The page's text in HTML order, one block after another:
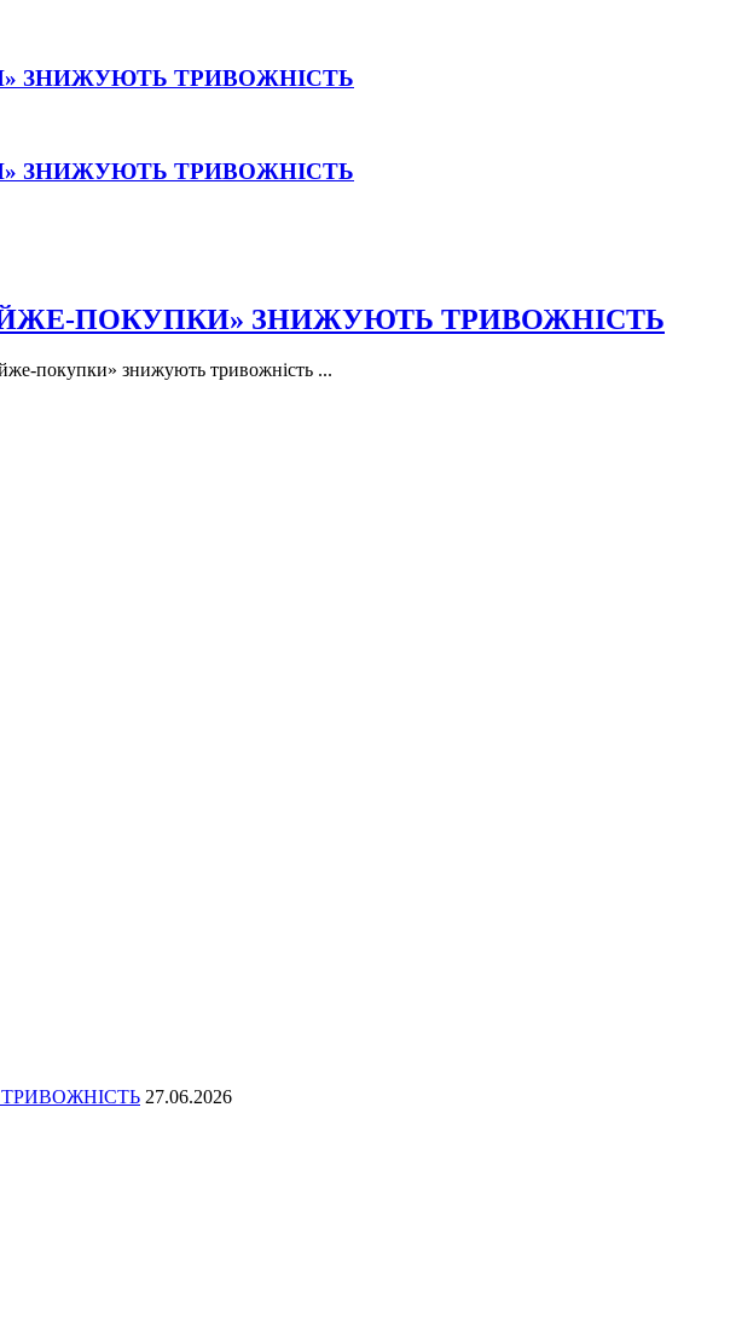
ЗНИЖУЮТЬ ТРИВОЖНІСТЬ
ЗНИЖУЮТЬ ТРИВОЖНІСТЬ
ПОКУПКИ» ЗНИЖУЮТЬ ТРИВОЖНІСТЬ
покупки» знижують тривожність ...
27.06.2026